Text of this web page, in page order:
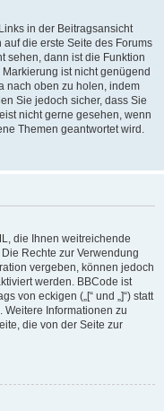
in der Beitragsansicht
die erste Seite des Forums
sehen, dann ist die Funktion
ist nicht genügend
nach oben zu holen, indem
Sie jedoch sicher, dass Sie
nicht gerne gesehen, wenn
Themen geantwortet wird.
die Ihnen weitreichende
Rechte zur Verwendung
vergeben, können jedoch
werden. BBCode ist
von eckigen („[“ und „]“) statt
Weitere Informationen zu
die von der Seite zur